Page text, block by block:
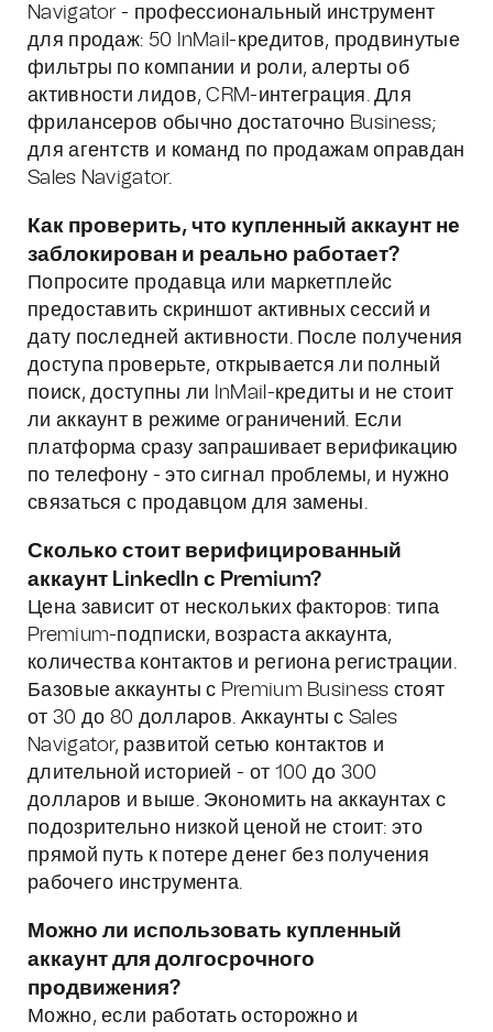
Navigator - профессиональный инструмент
для продаж: 50 InMail-кредитов, продвинутые
фильтры по компании и роли, алерты об
активности лидов, CRM-интеграция. Для
фрилансеров обычно достаточно Business;
для агентств и команд по продажам оправдан
Sales Navigator.
Как проверить, что купленный аккаунт не
заблокирован и реально работает?
Попросите продавца или маркетплейс
предоставить скриншот активных сессий и
дату последней активности. После получения
доступа проверьте, открывается ли полный
поиск, доступны ли InMail-кредиты и не стоит
ли аккаунт в режиме ограничений. Если
платформа сразу запрашивает верификацию
по телефону - это сигнал проблемы, и нужно
связаться с продавцом для замены.
Сколько стоит верифицированный
аккаунт LinkedIn с Premium?
Цена зависит от нескольких факторов: типа
Premium-подписки, возраста аккаунта,
количества контактов и региона регистрации.
Базовые аккаунты с Premium Business стоят
от 30 до 80 долларов. Аккаунты с Sales
Navigator, развитой сетью контактов и
длительной историей - от 100 до 300
долларов и выше. Экономить на аккаунтах с
подозрительно низкой ценой не стоит: это
прямой путь к потере денег без получения
рабочего инструмента.
Можно ли использовать купленный
аккаунт для долгосрочного
продвижения?
Можно, если работать осторожно и